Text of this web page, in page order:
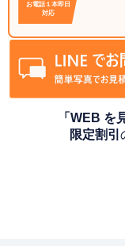
お電話１本即日
対応
「WEB を
限定割引